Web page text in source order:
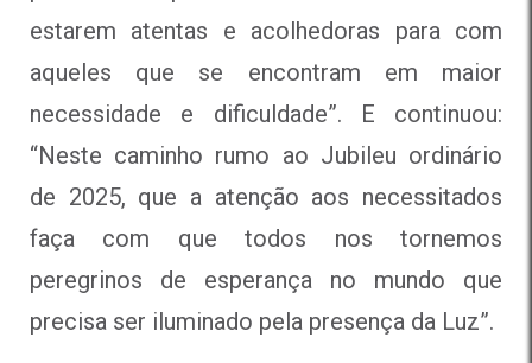
estarem atentas e acolhedoras para com
aqueles que se encontram em maior
necessidade e dificuldade”. E continuou:
“Neste caminho rumo ao Jubileu ordinário
de 2025, que a atenção aos necessitados
faça com que todos nos tornemos
peregrinos de esperança no mundo que
precisa ser iluminado pela presença da Luz”.